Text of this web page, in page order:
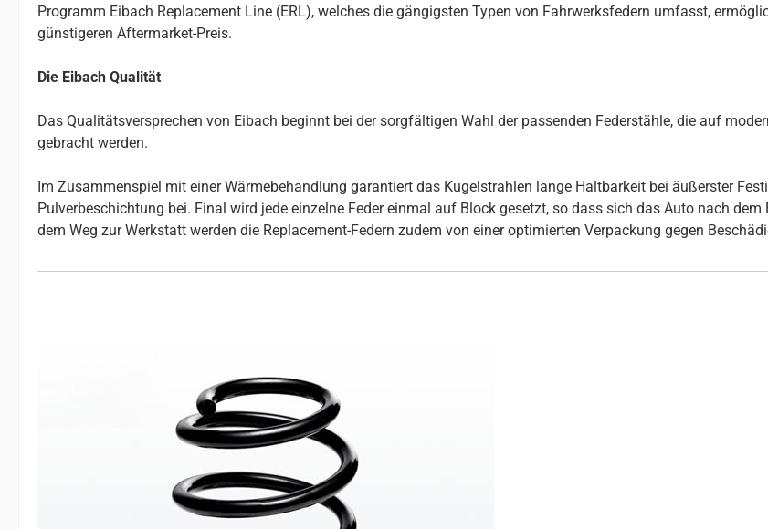
Programm Eibach Replacement Line (ERL), welches die gängigsten Typen von Fahrwerksfedern umfasst,
günstigeren Aftermarket-Preis.
Die Eibach Qualität
Das Qualitätsversprechen von Eibach beginnt bei der sorgfältigen Wahl der passenden Federstähle, die auf
gebracht werden.
Im Zusammenspiel mit einer Wärmebehandlung garantiert das Kugelstrahlen lange Haltbarkeit bei äußerster
Pulverbeschichtung bei. Final wird jede einzelne Feder einmal auf Block gesetzt, so dass sich das Auto nach
dem Weg zur Werkstatt werden die Replacement-Federn zudem von einer optimierten Verpackung gegen